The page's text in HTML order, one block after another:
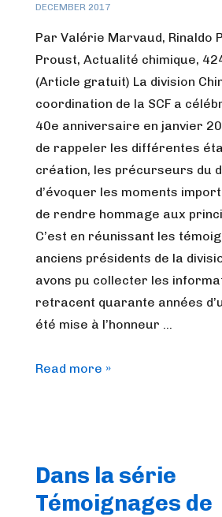
DECEMBER 2017
Par Valérie Marvaud, Rinaldo
Proust, Actualité chimique,
(Article gratuit) La division
coordination de la SCF a
40e anniversaire en janvier
de rappeler les différentes
création, les précurseurs du
d’évoquer les moments
de rendre hommage aux
C’est en réunissant les
anciens présidents de la
avons pu collecter les
retracent quarante années
été mise à l’honneur …
[Journal
ans
de
Read more »
Dans la série
Témoignages de